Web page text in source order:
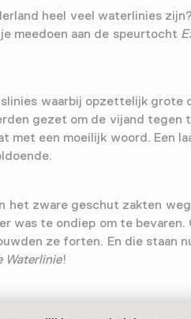
heel veel waterlinies
meedoen aan de speurtocht
waarbij opzettelijk grote
gezet om de vijand tegen
met een moeilijk woord. Een
het zware geschut zakten
was te ondiep om te bevaren.
ze forten. En die staan
Waterlinie!